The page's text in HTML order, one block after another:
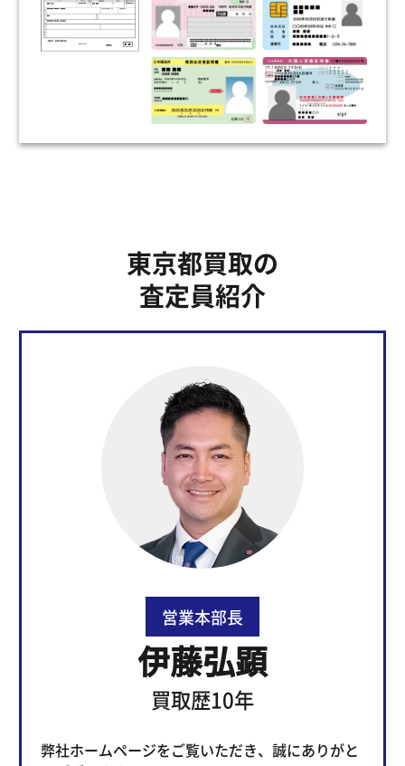
東京都買取の
査定員紹介
営業本部長
伊藤弘顕
買取歴10年
弊社ホームページをご覧いただき、誠にありがと